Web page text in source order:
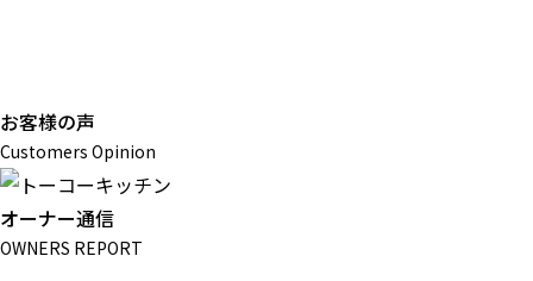
お客様の声
Customers Opinion
オーナー通信
OWNERS REPORT